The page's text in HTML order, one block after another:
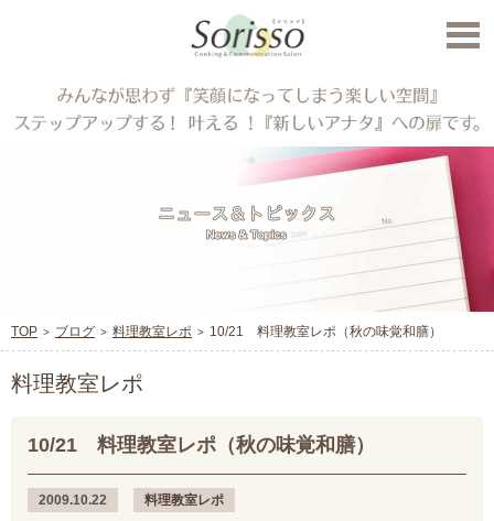
TOP ブログ 料理教室レポ 10/21 料理教室レポ（秋の味覚和膳）
料理教室レポ
10/21 料理教室レポ（秋の味覚和膳）
2009.10.22 料理教室レポ